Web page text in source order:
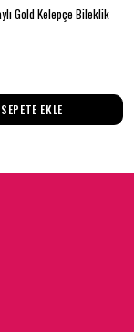
Gold Kelepçe Bileklik
SEPETE EKLE